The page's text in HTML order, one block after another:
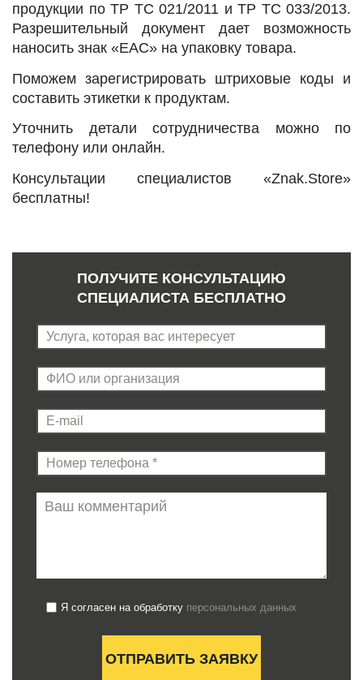
продукции по ТР ТС 021/2011 и ТР ТС 033/2013.
Разрешительный документ дает возможность
наносить знак «ЕАС» на упаковку товара.
Поможем зарегистрировать штриховые коды и
составить этикетки к продуктам.
Уточнить детали сотрудничества можно по
телефону или онлайн.
Консультации специалистов «Znak.Store»
бесплатны!
ПОЛУЧИТЕ КОНСУЛЬТАЦИЮ
СПЕЦИАЛИСТА БЕСПЛАТНО
Я согласен на обработку персональных данных